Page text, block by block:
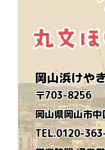
岡山浜けや
〒703-8256
岡山県岡山市
TEL.0120-